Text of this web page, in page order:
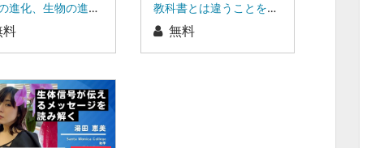
宇宙の進化、生物の進化、病気の進化
料
教科書とは違うことをやってみよう 歯科精密鋳造の話
無料